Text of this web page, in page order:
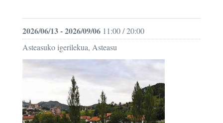
2026/06/13 - 2026/09/06 11:00 / 20:00
Asteasuko igerilekua, Asteasu